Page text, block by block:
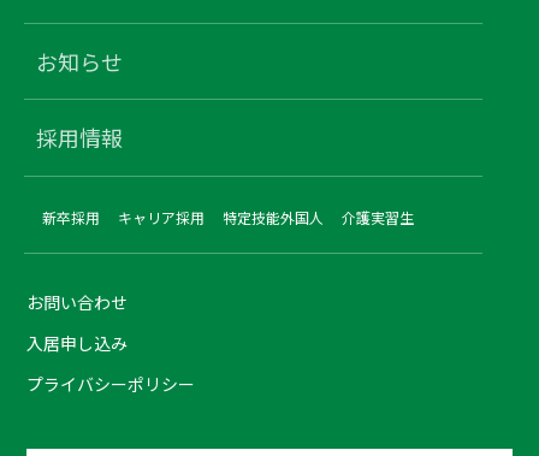
お知らせ
採用情報
新卒採用 キャリア採用 特定技能外国人 介護実習生
お問い合わせ
入居申し込み
プライバシーポリシー